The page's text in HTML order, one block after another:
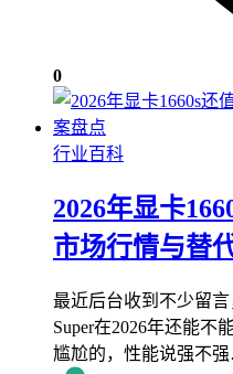
0
行业百科
2026年显卡
市场行情与替
最近后台收到不少留
Super在2026年还能不
尴尬的，性能说强不